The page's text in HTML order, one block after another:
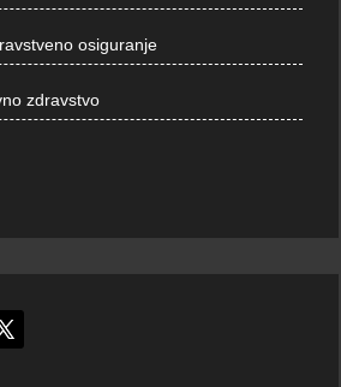
osiguranje
zdravstvo